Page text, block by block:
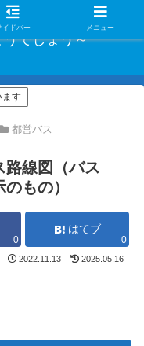
でしょう～
ます
都営バス
路線図（バス
もの）
0
はてブ
0
2022.11.13 2025.05.16
イドバー メニュー